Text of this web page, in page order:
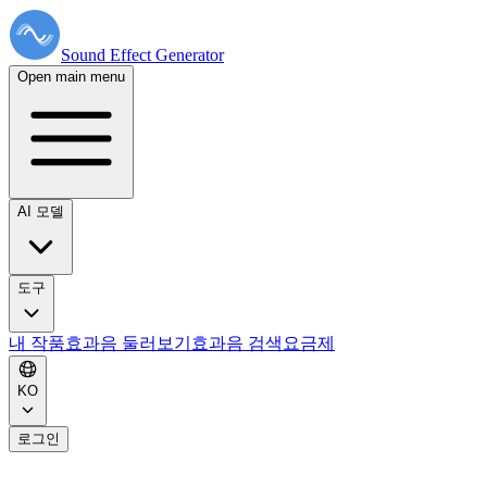
Sound Effect Generator
Open main menu
AI 모델
도구
내 작품효과음 둘러보기 효과음 검색 요금제
KO
로그인